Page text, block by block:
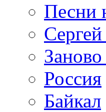
Песни
Заново
Россия
Байкал